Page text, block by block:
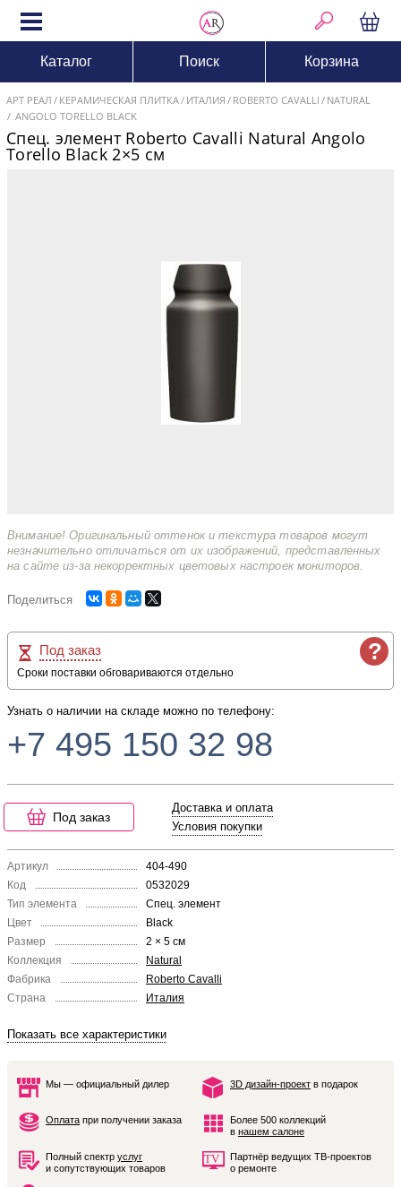
Каталог Поиск Корзина
АРТ РЕАЛ КЕРАМИЧЕСКАЯ ПЛИТКА ИТАЛИЯ ROBERTO CAVALLI
NATURAL
ANGOLO TORELLO BLACK
Спец. элемент Roberto Cavalli Natural Angolo
Torello Black 2×5 см
Внимание! Оригинальный оттенок и текстура товаров могут
незначительно отличаться от их изображений, представленных
на сайте из-за некорректных цветовых настроек мониторов.
Поделиться
?
Под заказ
Сроки поставки обговариваются отдельно
Узнать о наличии на складе можно по телефону:
+7 495 150 32 98
Под заказ
Доставка и оплата
Условия покупки
Артикул
404-490
Код
0532029
Тип элемента
Спец. элемент
Цвет
Black
Размер
2 × 5 см
Коллекция
Natural
Фабрика
Roberto Cavalli
Страна
Италия
Показать все характеристики
Мы — официальный дилер 3D дизайн-проект в подарок
Оплата при получении заказа
Более 500 коллекций
в нашем салоне
Полный спектр услуг
и сопутствующих товаров
Партнёр ведущих ТВ-проектов
о ремонте